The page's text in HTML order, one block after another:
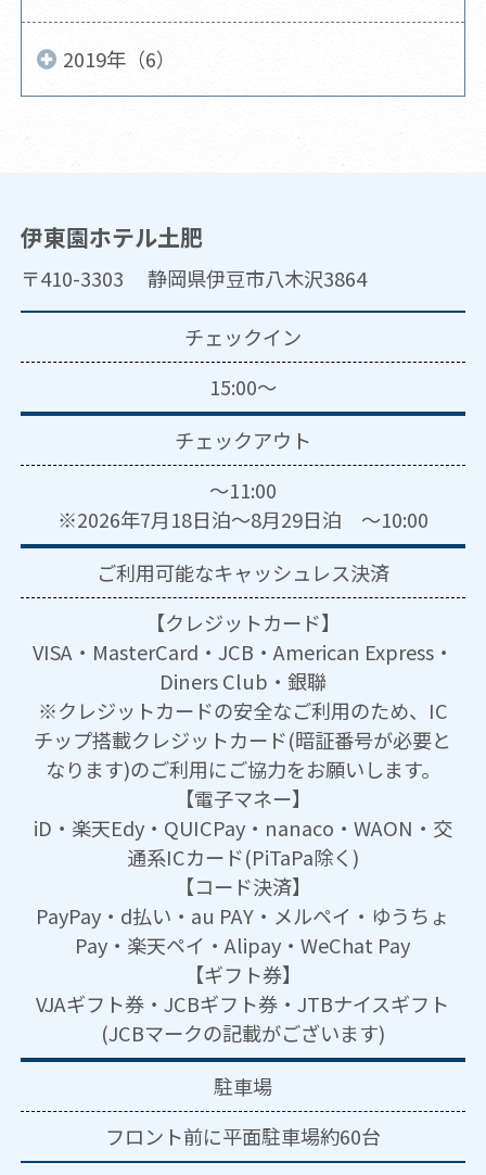
2019年（6）
伊東園ホテル土肥
〒410-3303 静岡県伊豆市八木沢3864
チェックイン
15:00～
チェックアウト
～11:00
※2026年7月18日泊～8月29日泊 ～10:00
ご利用可能なキャッシュレス決済
【クレジットカード】
VISA・MasterCard・JCB・American Express・
Diners Club・銀聯
※クレジットカードの安全なご利用のため、IC
チップ搭載クレジットカード(暗証番号が必要と
なります)のご利用にご協力をお願いします。
【電子マネー】
iD・楽天Edy・QUICPay・nanaco・WAON・交
通系ICカード(PiTaPa除く)
【コード決済】
PayPay・d払い・au PAY・メルペイ・ゆうちょ
Pay・楽天ペイ・Alipay・WeChat Pay
【ギフト券】
VJAギフト券・JCBギフト券・JTBナイスギフト
(JCBマークの記載がございます)
駐車場
フロント前に平面駐車場約60台